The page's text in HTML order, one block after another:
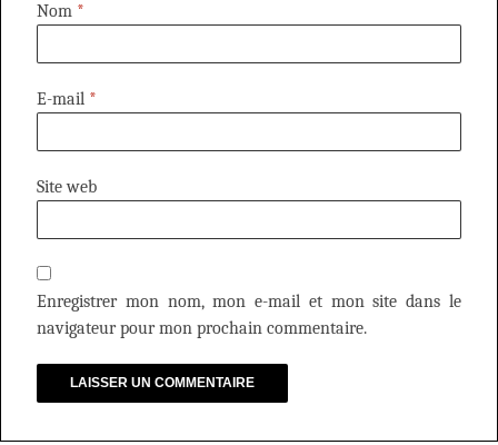
Nom *
E-mail *
Site web
Enregistrer mon nom, mon e-mail et mon site dans le
navigateur pour mon prochain commentaire.